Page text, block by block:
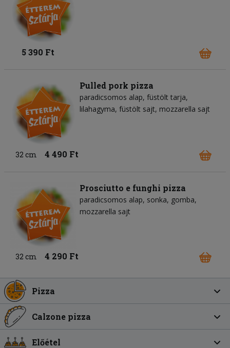
5 390 Ft
Pulled pork pizza
paradicsomos alap füstölt tarja
lilahagyma füstölt sajt mozzarella sajt
32 cm 4 490 Ft
Prosciutto e funghi pizza
paradicsomos alap sonka gomba
mozzarella sajt
32 cm 4 290 Ft
Pizza
Calzone pizza
Előétel